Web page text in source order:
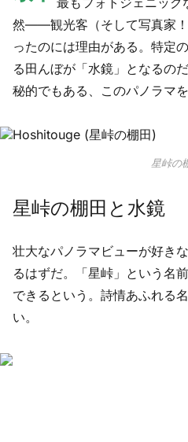
然――観光客（そして写真家
ったのには理由がある。特定
る田んぼが「水鏡」となるの
秘的でもある、このパノラマ
星峠の
星峠の棚田と水鏡
壮大なパノラマビューが好き
るはずだ。「星峠」という名
できるという。詩情あふれる
い。